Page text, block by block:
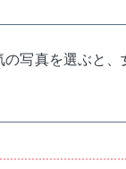
写真を選ぶと、